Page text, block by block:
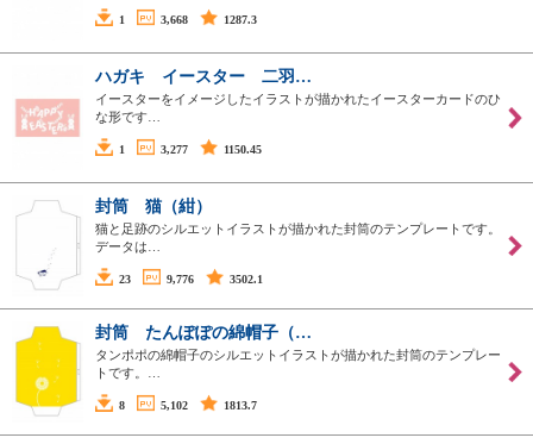
1 3,668 1287.3
ハガキ イースター 二羽…
イースターをイメージしたイラストが描かれたイースターカードのひ
な形です…
1 3,277 1150.45
封筒 猫（紺）
猫と足跡のシルエットイラストが描かれた封筒のテンプレートです。
データは…
23 9,776 3502.1
封筒 たんぽぽの綿帽子（…
タンポポの綿帽子のシルエットイラストが描かれた封筒のテンプレー
トです。…
8 5,102 1813.7